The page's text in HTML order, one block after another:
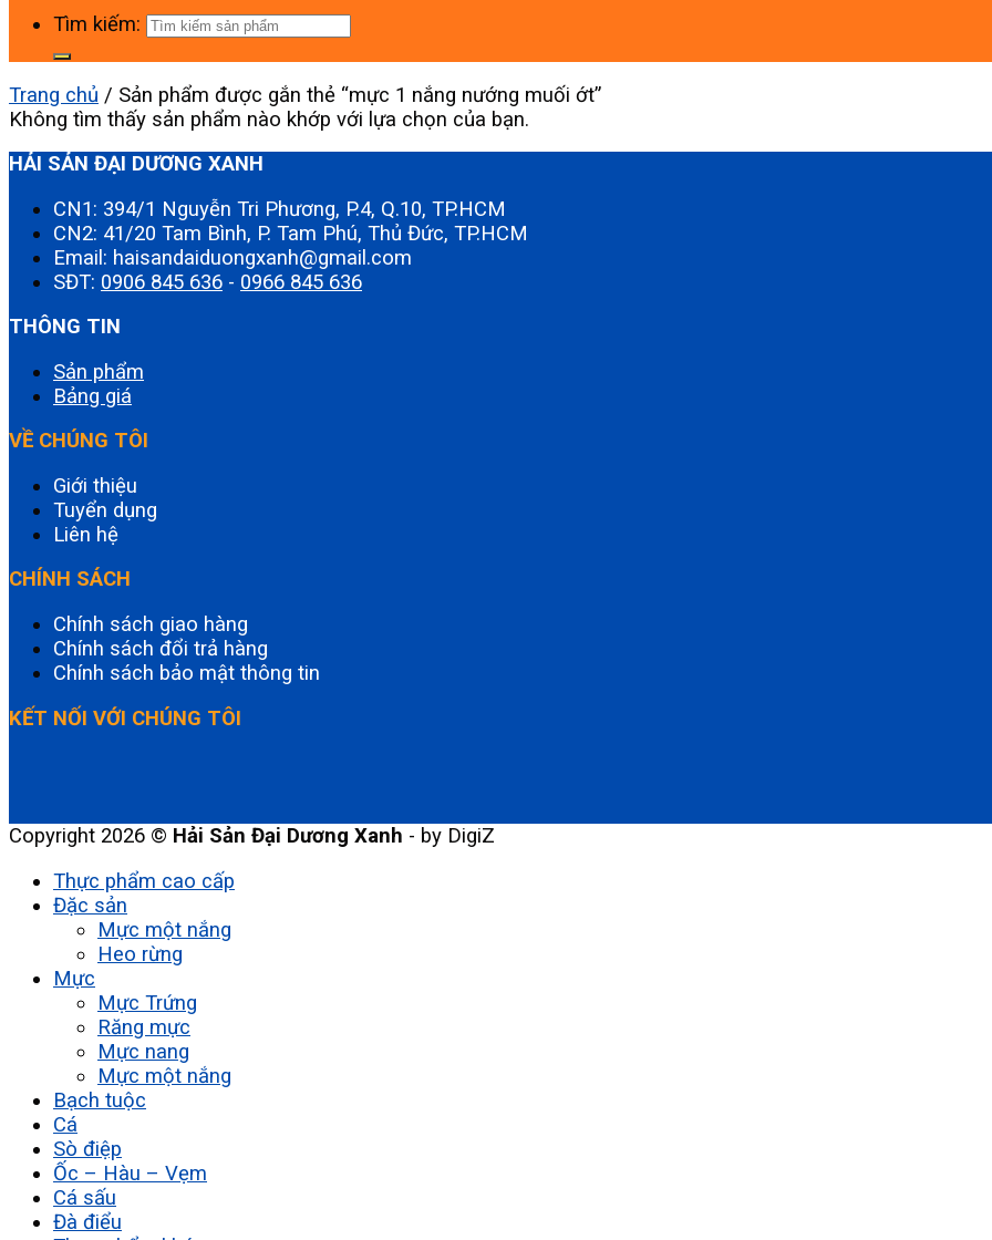
Tìm kiếm:
Trang chủ / Sản phẩm được gắn thẻ “mực 1 nắng nướng muối ớt”
Không tìm thấy sản phẩm nào khớp với lựa chọn của bạn.
HẢI SẢN ĐẠI DƯƠNG XANH
CN1: 394/1 Nguyễn Tri Phương, P.4, Q.10, TP.HCM
CN2: 41/20 Tam Bình, P. Tam Phú, Thủ Đức, TP.HCM
Email: haisandaiduongxanh@gmail.com
SĐT: 0906 845 636 - 0966 845 636
THÔNG TIN
Sản phẩm
Bảng giá
VỀ CHÚNG TÔI
Giới thiệu
Tuyển dụng
Liên hệ
CHÍNH SÁCH
Chính sách giao hàng
Chính sách đổi trả hàng
Chính sách bảo mật thông tin
KẾT NỐI VỚI CHÚNG TÔI
Copyright 2026 © Hải Sản Đại Dương Xanh - by DigiZ
Thực phẩm cao cấp
Đặc sản
Mực một nắng
Heo rừng
Mực
Mực Trứng
Răng mực
Mực nang
Mực một nắng
Bạch tuộc
Cá
Sò điệp
Ốc – Hàu – Vẹm
Cá sấu
Đà điểu